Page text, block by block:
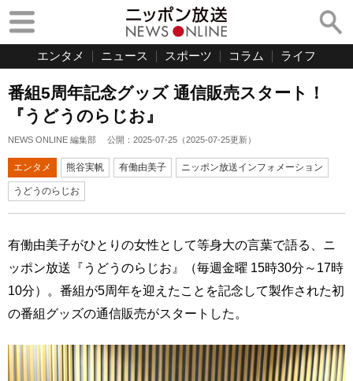
エンタメ ニュース スポーツ コラム ライフ
番組5周年記念グッズ 通信販売スタート！
『うどうのらじお』
NEWS ONLINE 編集部 公開： 2025-07-25 （2025-07-25更新）
エンタメ 熊谷実帆 有働由美子 ニッポン放送インフォメーション
うどうのらじお
有働由美子がひとりの女性として等身大の言葉で語る、ニ
ッポン放送『うどうのらじお』（毎週金曜 15時30分～17時
10分）。番組が5周年を迎えたことを記念して製作された初
の番組グッズの通信販売がスタートした。